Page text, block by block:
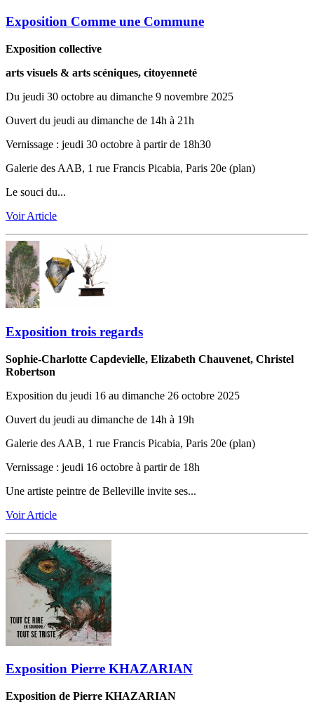
Exposition Comme une Commune
Exposition collective
arts visuels & arts scéniques, citoyenneté
Du jeudi 30 octobre au dimanche 9 novembre 2025
Ouvert du jeudi au dimanche de 14h à 21h
‬‭Vernissage : jeudi 30 octobre à partir de 18h30
Galerie des AAB, 1 rue Francis Picabia, Paris 20e (plan)
Le souci du...
Voir Article
Exposition trois regards
Sophie-Charlotte Capdevielle, Elizabeth Chauvenet, Christel
Robertson
Exposition du jeudi 16 au dimanche 26 octobre 2025
Ouvert du jeudi au dimanche de 14h à 19h
Galerie des AAB, 1 rue Francis Picabia, Paris 20e (plan)
Vernissage ‬:‬‭ jeudi 16 octobre à partir de 18h
Une artiste peintre de Belleville invite ses...
Voir Article
Exposition Pierre KHAZARIAN
Exposition de Pierre KHAZARIAN